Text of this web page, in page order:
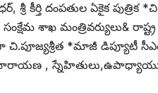
శ్రీ కీర్తి దంపతుల ఏకైక
శాఖ మంత్రివర్యులు&
*మాజీ డిప్యూటీ
,